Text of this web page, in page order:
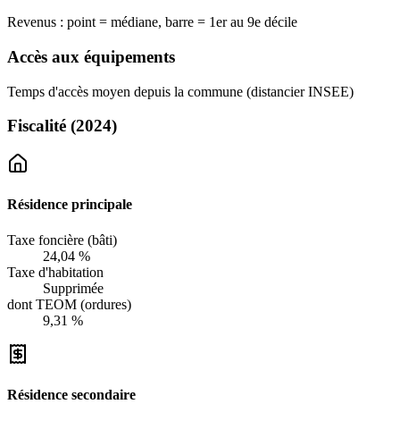
Revenus : point = médiane, barre = 1er au 9e décile
Accès aux équipements
Temps d'accès moyen depuis la commune (distancier INSEE)
Fiscalité (2024)
Résidence principale
Taxe foncière (bâti)
24,04 %
Taxe d'habitation
Supprimée
dont TEOM (ordures)
9,31 %
Résidence secondaire